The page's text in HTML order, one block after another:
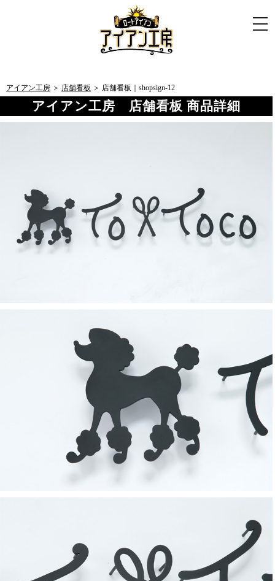
アイアン工房 ＞ 店舗看板 ＞ 店舗看板｜shopsign-12
アイアン工房 店舗看板 商品詳細